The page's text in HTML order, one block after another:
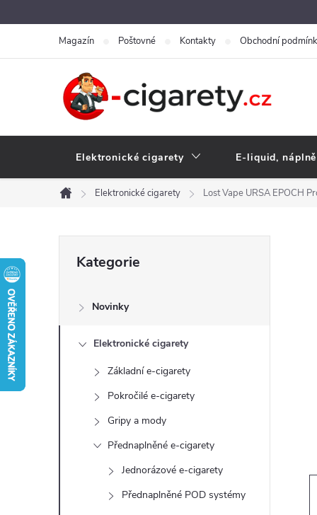
na
Magazín Poštovné Kontakty Obchodní
Elektronické cigarety E-liquid, náplně
Domů
Elektronické cigarety Lost Vape URSA EPOCH
s
kategorie
Kategorie
Novinky
Elektronické cigarety
Základní e-cigarety
Pokročilé e-cigarety
Gripy a mody
Přednaplněné e-cigarety
Jednorázové e-cigarety
Přednaplněné POD systémy